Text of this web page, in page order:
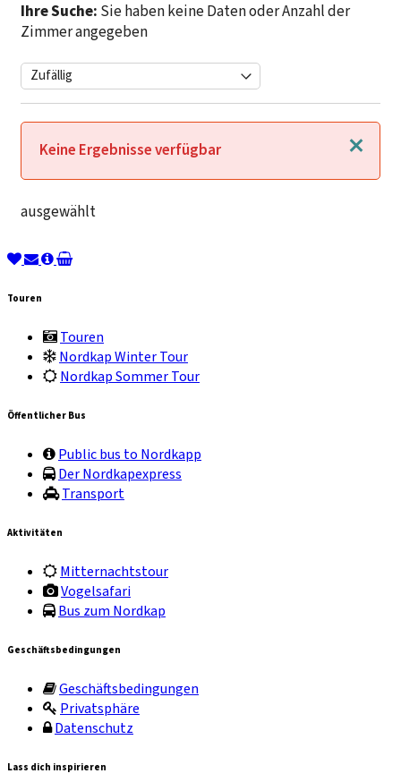
Ihre Suche: Sie haben keine Daten oder Anzahl der
Zimmer angegeben
Schließen
Keine Ergebnisse verfügbar
ausgewählt
Touren
Touren
Nordkap Winter Tour
Nordkap Sommer Tour
Öffentlicher Bus
Public bus to Nordkapp
Der Nordkapexpress
Transport
Aktivitäten
Mitternachtstour
Vogelsafari
Bus zum Nordkap
Geschäftsbedingungen
Geschäftsbedingungen
Privatsphäre
Datenschutz
Lass dich inspirieren